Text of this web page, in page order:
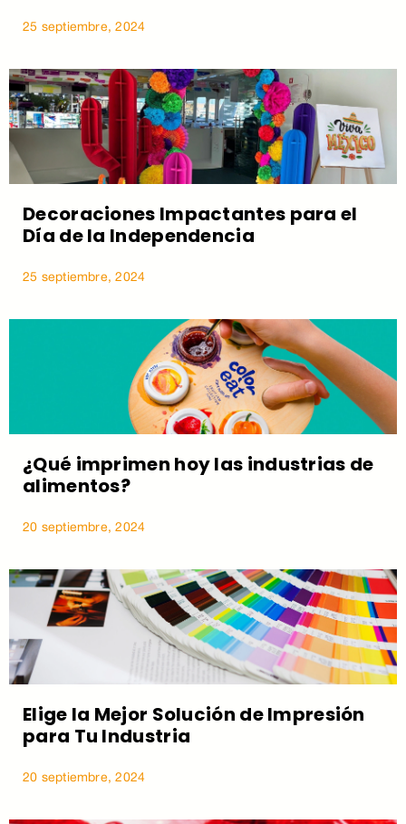
25 septiembre, 2024
Decoraciones Impactantes para el
Día de la Independencia
25 septiembre, 2024
¿Qué imprimen hoy las industrias de
alimentos?
20 septiembre, 2024
Elige la Mejor Solución de Impresión
para Tu Industria
20 septiembre, 2024